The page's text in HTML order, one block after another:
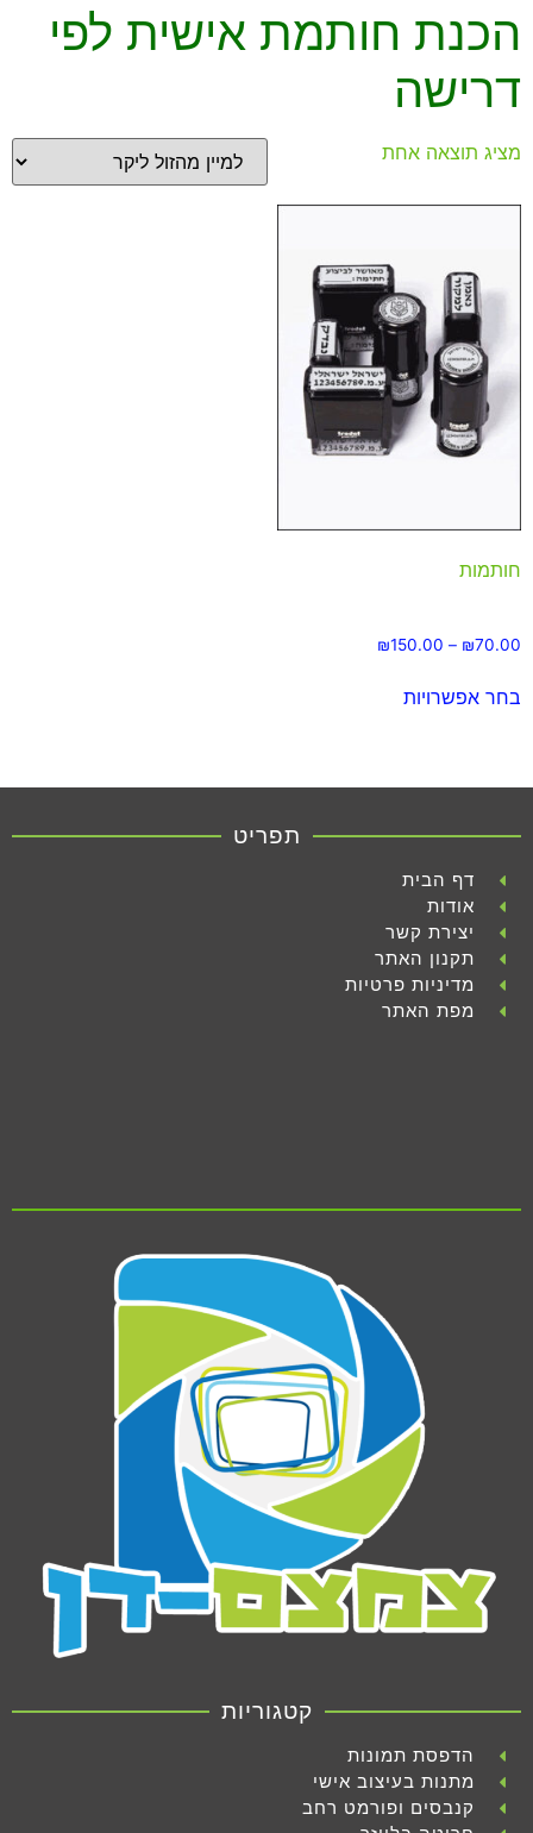
הכנת חותמת אישית לפי
דרישה
מציג תוצאה אחת
חותמות
₪70.00
–
₪150.00
בחר אפשרויות
תפריט
דף הבית
אודות
יצירת קשר
תקנון האתר
מדיניות פרטיות
מפת האתר
קטגוריות
הדפסת תמונות
מתנות בעיצוב אישי
קנבסים ופורמט רחב